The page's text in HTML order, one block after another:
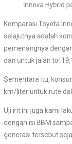
Innova Hybrid
Komparasi Toyota
selajutnya adalah
pemenangnya
dan untuk jalan tol
Sementara itu,
km/liter untuk rute
Uji irit ini juga kami
dengan isi BBM
generasi tersebut